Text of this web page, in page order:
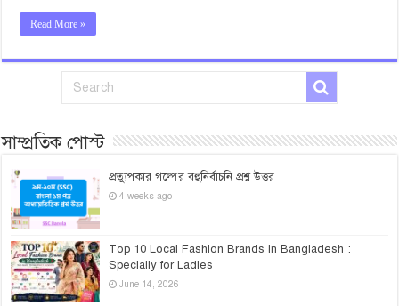
Read More »
সাম্প্রতিক পোস্ট
প্রত্যুপকার গল্পের বহুনির্বাচনি প্রশ্ন উত্তর
4 weeks ago
Top 10 Local Fashion Brands in Bangladesh :
Specially for Ladies
June 14, 2026